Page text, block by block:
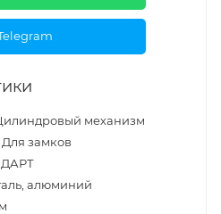
механизм
Для замков
алюминий